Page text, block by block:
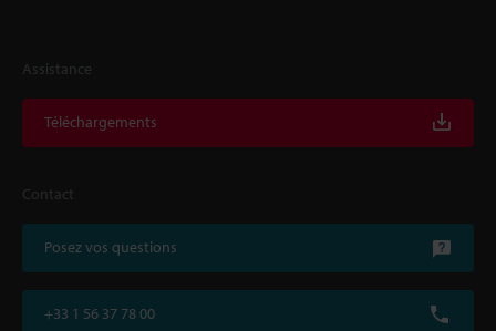
Assistance
Téléchargements
Contact
Posez vos questions
+33 1 56 37 78 00